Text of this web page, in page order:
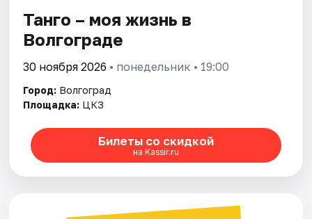
Танго – моя жизнь в
Волгограде
30 ноября 2026 • понедельник • 19:00
Город: Волгоград
Площадка: ЦКЗ
Билеты со скидкой
на Kassir.ru